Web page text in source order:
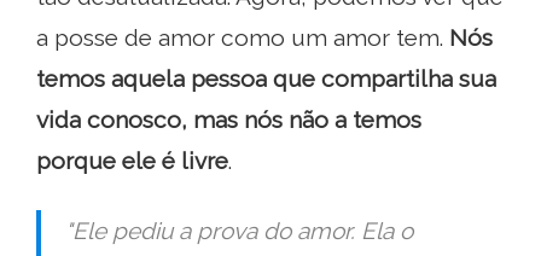
a posse de amor como um amor tem. Nós
temos aquela pessoa que compartilha sua
vida conosco, mas nós não a temos
porque ele é livre.
"Ele pediu a prova do amor. Ela o